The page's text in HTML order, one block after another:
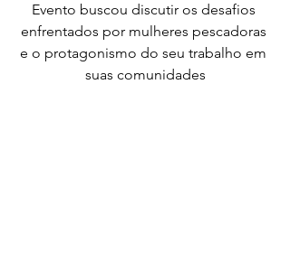
Evento buscou discutir os desafios
enfrentados por mulheres pescadoras
e o protagonismo do seu trabalho em
suas comunidades